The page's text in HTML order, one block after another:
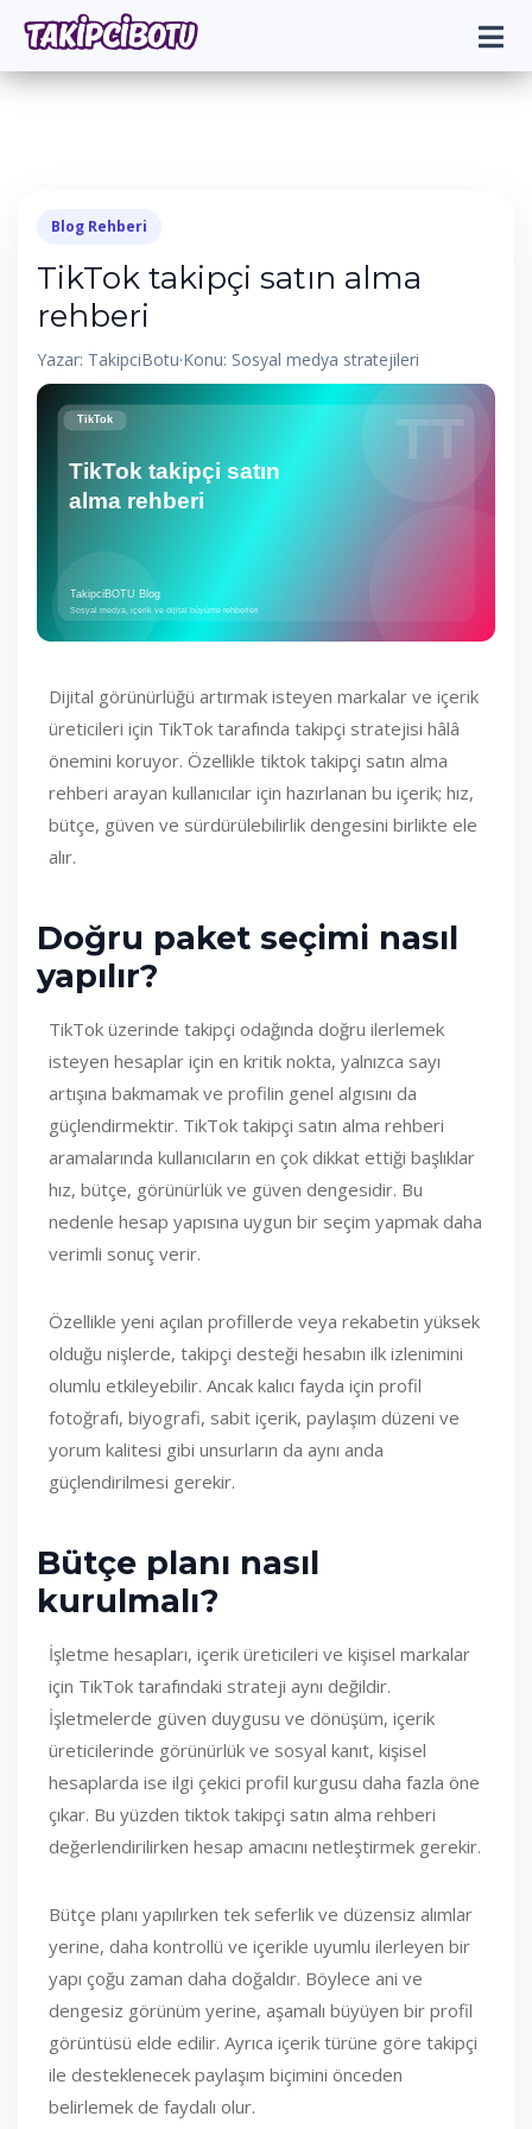
Blog Rehberi
TikTok takipçi satın alma
rehberi
Yazar: TakipciBotu·Konu: Sosyal medya stratejileri
Dijital görünürlüğü artırmak isteyen markalar ve içerik
üreticileri için TikTok tarafında takipçi stratejisi hâlâ
önemini koruyor. Özellikle tiktok takipçi satın alma
rehberi arayan kullanıcılar için hazırlanan bu içerik; hız,
bütçe, güven ve sürdürülebilirlik dengesini birlikte ele
alır.
Doğru paket seçimi nasıl
yapılır?
TikTok üzerinde takipçi odağında doğru ilerlemek
isteyen hesaplar için en kritik nokta, yalnızca sayı
artışına bakmamak ve profilin genel algısını da
güçlendirmektir. TikTok takipçi satın alma rehberi
aramalarında kullanıcıların en çok dikkat ettiği başlıklar
hız, bütçe, görünürlük ve güven dengesidir. Bu
nedenle hesap yapısına uygun bir seçim yapmak daha
verimli sonuç verir.
Özellikle yeni açılan profillerde veya rekabetin yüksek
olduğu nişlerde, takipçi desteği hesabın ilk izlenimini
olumlu etkileyebilir. Ancak kalıcı fayda için profil
fotoğrafı, biyografi, sabit içerik, paylaşım düzeni ve
yorum kalitesi gibi unsurların da aynı anda
güçlendirilmesi gerekir.
Bütçe planı nasıl
kurulmalı?
İşletme hesapları, içerik üreticileri ve kişisel markalar
için TikTok tarafındaki strateji aynı değildir.
İşletmelerde güven duygusu ve dönüşüm, içerik
üreticilerinde görünürlük ve sosyal kanıt, kişisel
hesaplarda ise ilgi çekici profil kurgusu daha fazla öne
çıkar. Bu yüzden tiktok takipçi satın alma rehberi
değerlendirilirken hesap amacını netleştirmek gerekir.
Bütçe planı yapılırken tek seferlik ve düzensiz alımlar
yerine, daha kontrollü ve içerikle uyumlu ilerleyen bir
yapı çoğu zaman daha doğaldır. Böylece ani ve
dengesiz görünüm yerine, aşamalı büyüyen bir profil
görüntüsü elde edilir. Ayrıca içerik türüne göre takipçi
ile desteklenecek paylaşım biçimini önceden
belirlemek de faydalı olur.